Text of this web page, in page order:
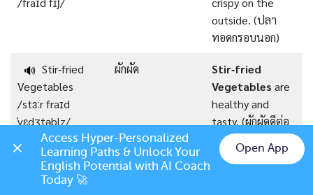
outside. (ปลา
ทอดกรอบนอก)
🔊 Stir‑fried
Vegetables
/stɜːr fraɪd
ˈvɛdʒtəblz/
ผักผัด
Stir‑fried
Vegetables are
healthy and
tasty. (ผักผัดดีต่อ
สุขภาพและอร่อย)
Grilled Pork
/ɡrɪld pɔːrk/
หมูย่าง Chat on LINE
Access Hyper-Personalized
Learning Paths & Unlock Your
English Potential with AI Coach
Today 🚀
Open App